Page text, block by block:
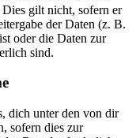
gilt nicht, sofern er
der Daten (z. B.
oder die Daten zur
sind.
dich unter den von dir
sofern dies zur